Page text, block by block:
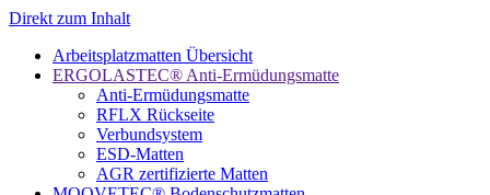
Direkt zum Inhalt
Arbeitsplatzmatten Übersicht
ERGOLASTEC® Anti-Ermüdungsmatte
Anti-Ermüdungsmatte
RFLX Rückseite
Verbundsystem
ESD-Matten
AGR zertifizierte Matten